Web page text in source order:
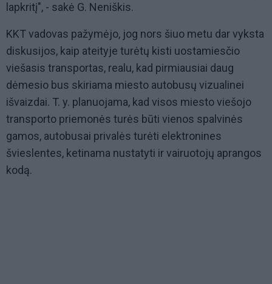
lapkritį", - sakė G. Neniškis.
KKT vadovas pažymėjo, jog nors šiuo metu dar vyksta
diskusijos, kaip ateityje turėtų kisti uostamiesčio
viešasis transportas, realu, kad pirmiausiai daug
dėmesio bus skiriama miesto autobusų vizualinei
išvaizdai. T. y. planuojama, kad visos miesto viešojo
transporto priemonės turės būti vienos spalvinės
gamos, autobusai privalės turėti elektronines
švieslentes, ketinama nustatyti ir vairuotojų aprangos
kodą.